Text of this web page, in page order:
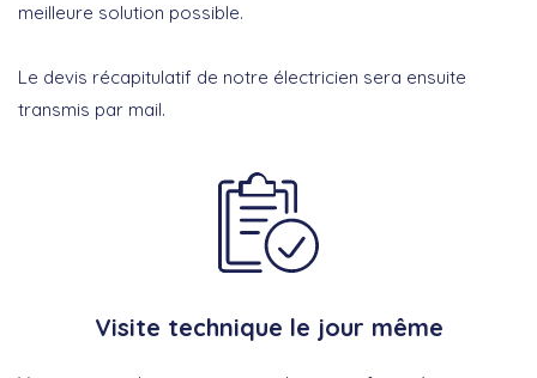
meilleure solution possible.
Le devis récapitulatif de notre électricien sera ensuite
transmis par mail.
Visite technique le jour même